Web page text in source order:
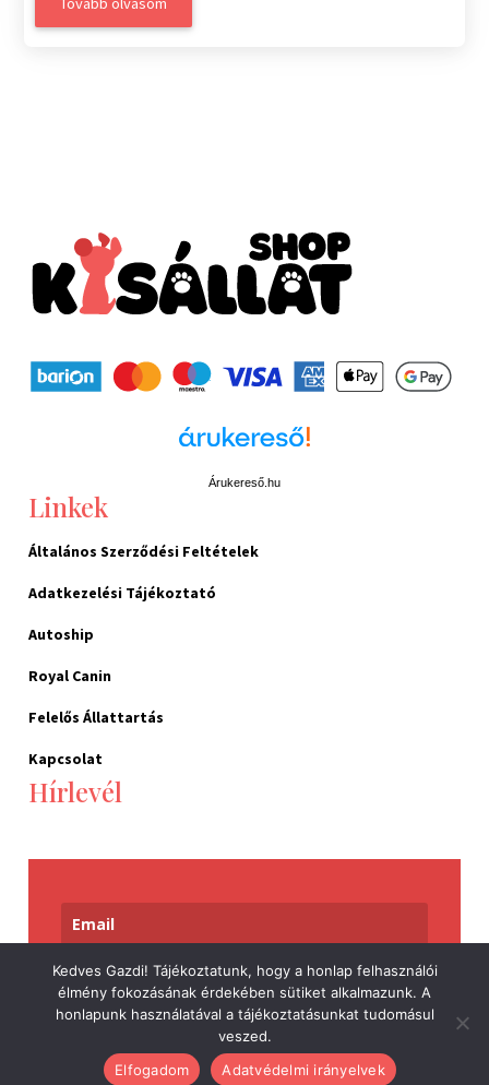
Árukereső.hu
Linkek
Általános Szerződési Feltételek
Adatkezelési Tájékoztató
Autoship
Royal Canin
Felelős Állattartás
Kapcsolat
Hírlevél
Feliratkozom
Kedves Gazdi! Tájékoztatunk, hogy a honlap felhasználói
élmény fokozásának érdekében sütiket alkalmazunk. A
honlapunk használatával a tájékoztatásunkat tudomásul
veszed.
Elfogadom
Adatvédelmi irányelvek